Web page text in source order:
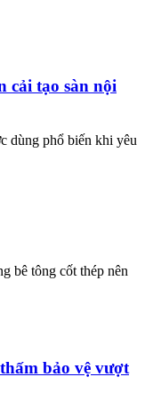
cải tạo sàn nội
dùng phổ biến khi yêu
bê tông cốt thép nên
bảo vệ vượt